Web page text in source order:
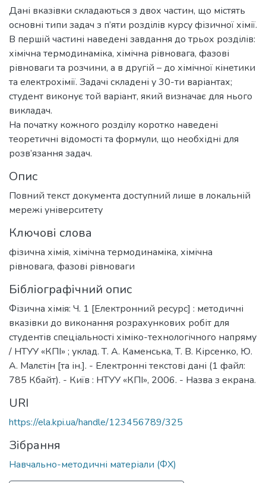
Дані вказівки складаються з двох частин, що містять
основні типи задач з п’яти розділів курсу фізичної хімії.
В першій частині наведені завдання до трьох розділів:
хімічна термодинаміка, хімічна рівновага, фазові
рівноваги та розчини, а в другій – до хімічної кінетики
та електрохімії. Задачі складені у 30-ти варіантах;
студент виконує той варіант, який визначає для нього
викладач.
На початку кожного розділу коротко наведені
теоретичні відомості та формули, що необхідні для
розв’язання задач.
Опис
Повний текст документа доступний лише в локальній
мережі університету
Ключові слова
фізична хімія, хімічна термодинаміка, хімічна
рівновага, фазові рівноваги
Бібліографічний опис
Фізична хімія: Ч. 1 [Електронний ресурс] : методичні
вказівки до виконання розрахункових робіт для
студентів спеціальності хіміко-технологічного напряму
/ НТУУ «КПІ» ; уклад. Т. А. Каменська, Т. В. Кірсенко, Ю.
А. Малєтін [та ін.]. - Електронні текстові дані (1 файл:
785 Кбайт). - Київ : НТУУ «КПІ», 2006. - Назва з екрана.
URI
https://ela.kpi.ua/handle/123456789/325
Зібрання
Навчально-методичні матеріали (ФХ)